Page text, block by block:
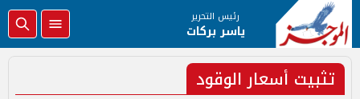
رئيس التحرير
ياسر بركات
تثبيت أسعار الوقود